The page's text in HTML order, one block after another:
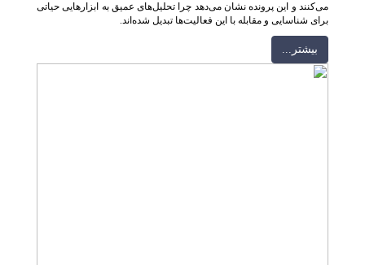
می‌کنند و این پرونده نشان می‌دهد چرا تحلیل‌های عمیق به ابزارهایی حیاتی
برای شناسایی و مقابله با این فعالیت‌ها تبدیل شده‌اند.
بيشتر...